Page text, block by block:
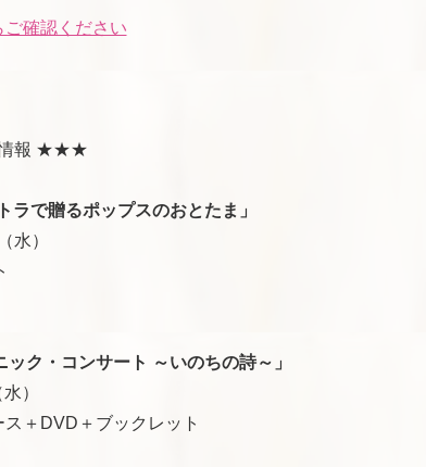
確認ください
情報 ★★★
ラで贈るポップスのおとたま」
水）
ク・コンサート ～いのちの詩～」
）
＋DVD＋ブックレット